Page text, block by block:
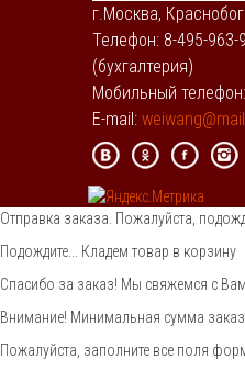
г.Москва,
Телефон: 8-495-963-
(бухгалтерия)
Мобильный
E-mail:
Отправка заказа. Пожалуйста,
Подождите... Кладем товар в корзину
Спасибо за заказ! Мы свяжемся с
Внимание! Минимальная сумма
Пожалуйста, заполните все поля